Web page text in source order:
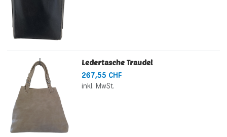
Ledertasche Traudel
267,55 CHF
inkl. MwSt.